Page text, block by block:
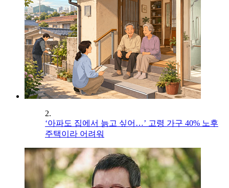
2.
‘아파도 집에서 늙고 싶어…’ 고령 가구 40% 노후
주택이라 어려워